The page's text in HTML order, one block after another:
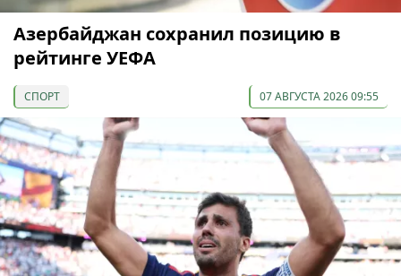
Азербайджан сохранил позицию в
рейтинге УЕФА
СПОРТ 07 АВГУСТА 2026 09:55